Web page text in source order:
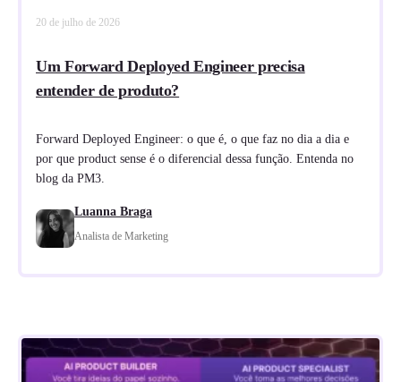
20 de julho de 2026
Um Forward Deployed Engineer precisa
entender de produto?
Forward Deployed Engineer: o que é, o que faz no dia a dia e
por que product sense é o diferencial dessa função. Entenda no
blog da PM3.
Luanna Braga
Analista de Marketing